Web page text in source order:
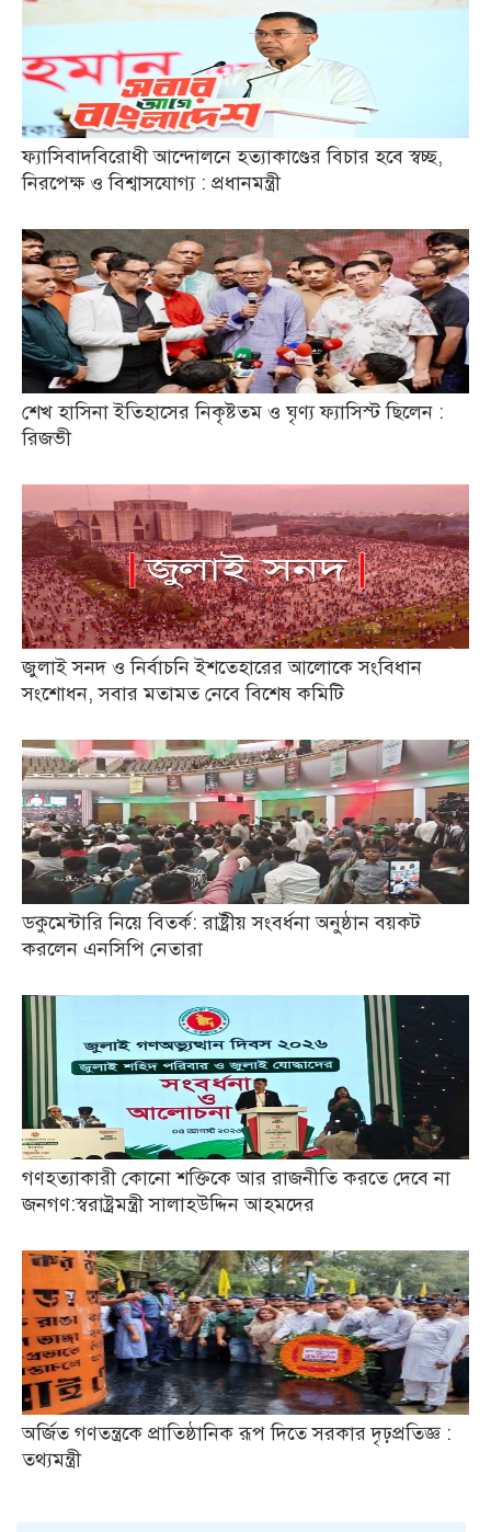
ফ্যাসিবাদবিরোধী আন্দোলনে হত্যাকাণ্ডের বিচার হবে স্বচ্ছ,
নিরপেক্ষ ও বিশ্বাসযোগ্য : প্রধানমন্ত্রী
শেখ হাসিনা ইতিহাসের নিকৃষ্টতম ও ঘৃণ্য ফ্যাসিস্ট ছিলেন :
রিজভী
জুলাই সনদ ও নির্বাচনি ইশতেহারের আলোকে সংবিধান
সংশোধন, সবার মতামত নেবে বিশেষ কমিটি
ডকুমেন্টারি নিয়ে বিতর্ক: রাষ্ট্রীয় সংবর্ধনা অনুষ্ঠান বয়কট
করলেন এনসিপি নেতারা
গণহত্যাকারী কোনো শক্তিকে আর রাজনীতি করতে দেবে না
জনগণ:স্বরাষ্ট্রমন্ত্রী সালাহউদ্দিন আহমদের
অর্জিত গণতন্ত্রকে প্রাতিষ্ঠানিক রূপ দিতে সরকার দৃঢ়প্রতিজ্ঞ :
তথ্যমন্ত্রী